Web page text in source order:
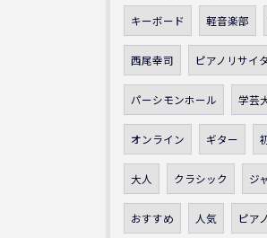
キーボード 軽音楽部
西尾幸司 ピアノリサイ
パーシモンホール 学芸
オンライン ギター
大人 クラシック ジ
おすすめ 人気 ピアノ